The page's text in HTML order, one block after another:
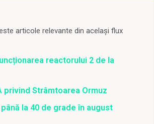
articole relevante din același flux
reactorului 2 de la
privind Strâmtoarea Ormuz
la 40 de grade în august